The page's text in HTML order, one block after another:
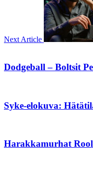
Next Article
Dodgeball – Boltsit
Syke-elokuva:
Harakkamurhat